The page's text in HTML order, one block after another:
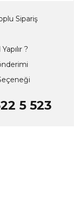
Sipariş
?
5 523